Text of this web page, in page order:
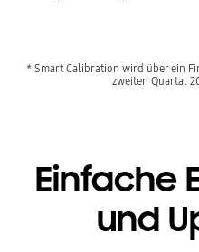
* Smart Calibration wird über ein
zweiten Quartal
Einfache
und